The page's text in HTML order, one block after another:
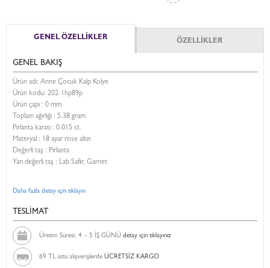
GENEL ÖZELLİKLER ÖZELLİKLER
GENEL BAKIŞ
Ürün adı: Anne Çocuk Kalp Kolye
Ürün kodu: 202-1hp89p
Ürün çapı : 0 mm
Toplam ağırlığı : 5.38 gram
Pırlanta karatı : 0.015 ct.
Materyal : 18 ayar rose altın
Değerli taş : Pırlanta
Yarı değerli taş : Lab Safir, Garnet
Daha fazla detay için tıklayın
TESLİMAT
Üretim Süresi: 4 – 5 İŞ GÜNÜ detay için tıklayınız
69 TL üstü alışverişlerde ÜCRETSİZ KARGO